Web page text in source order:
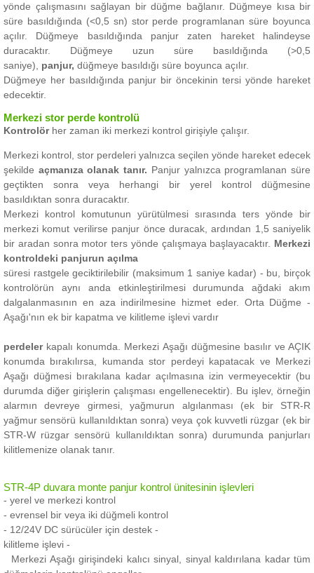
yönde çalışmasını sağlayan bir düğme bağlanır. Düğmeye kısa bir
süre basıldığında (<0,5 sn) stor perde programlanan süre boyunca
açılır. Düğmeye basıldığında panjur zaten hareket halindeyse
duracaktır. Düğmeye uzun süre basıldığında (>0,5
saniye), panjur, düğmeye basıldığı süre boyunca açılır.
Düğmeye her basıldığında panjur bir öncekinin tersi yönde hareket
edecektir.
Merkezi stor perde kontrolü
Kontrolörher zaman iki merkezi kontrol girişiyle çalışır.
Merkezi kontrol, stor perdeleri yalnızca seçilen yönde hareket edecek
şekilde açmanıza olanak tanır. Panjur yalnızca programlanan süre
geçtikten sonra veya herhangi bir yerel kontrol düğmesine
basıldıktan sonra duracaktır.
Merkezi kontrol komutunun yürütülmesi sırasında ters yönde bir
merkezi komut verilirse panjur önce duracak, ardından 1,5 saniyelik
bir aradan sonra motor ters yönde çalışmaya başlayacaktır. Merkezi
kontroldeki panjurun açılma
süresi rastgele geciktirilebilir (maksimum 1 saniye kadar) - bu, birçok
kontrolörün aynı anda etkinleştirilmesi durumunda ağdaki akım
dalgalanmasının en aza indirilmesine hizmet eder. Orta Düğme -
Aşağı'nın ek bir kapatma ve kilitleme işlevi vardır
perdelerkapalı konumda. Merkezi Aşağı düğmesine basılır ve AÇIK
konumda bırakılırsa, kumanda stor perdeyi kapatacak ve Merkezi
Aşağı düğmesi bırakılana kadar açılmasına izin vermeyecektir (bu
durumda diğer girişlerin çalışması engellenecektir). Bu işlev, örneğin
alarmın devreye girmesi, yağmurun algılanması (ek bir STR-R
yağmur sensörü kullanıldıktan sonra) veya çok kuvvetli rüzgar (ek bir
STR-W rüzgar sensörü kullanıldıktan sonra) durumunda panjurları
kilitlemenize olanak tanır.
STR-4P duvara monte panjur kontrol ünitesinin işlevleri
- yerel ve merkezi kontrol
- evrensel bir veya iki düğmeli kontrol
- 12/24V DC sürücüler için destek -
kilitleme işlevi -
Merkezi Aşağı girişindeki kalıcı sinyal, sinyal kaldırılana kadar tüm